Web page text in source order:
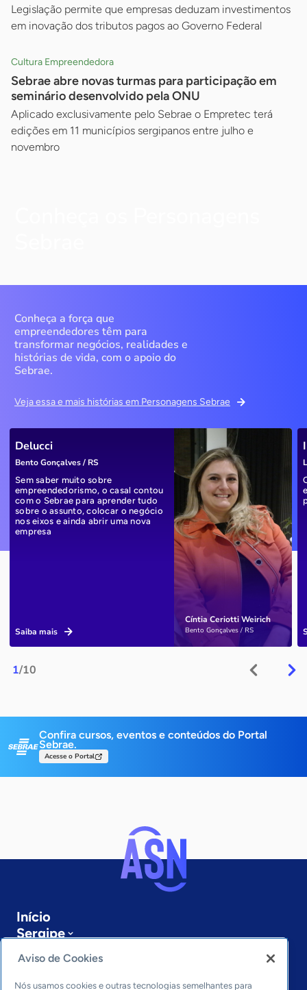
Legislação permite que empresas deduzam investimentos
em inovação dos tributos pagos ao Governo Federal
Cultura Empreendedora
Sebrae abre novas turmas para participação em
seminário desenvolvido pela ONU
Aplicado exclusivamente pelo Sebrae o Empretec terá
edições em 11 municípios sergipanos entre julho e
novembro
Conheça a força que
empreendedores têm para
transformar negócios, realidades e
histórias de vida, com o apoio do
Sebrae.
Veja essa e mais histórias em Personagens Sebrae
1/10
Cíntia Ceriotti Weirich
Bento Gonçalves / RS
Delucci
Bento Gonçalves / RS
Sem saber muito sobre
empreendedorismo, o casal contou
com o Sebrae para aprender tudo
sobre o assunto, colocar o negócio
nos eixos e ainda abrir uma nova
empresa
Saiba mais
Confira cursos, eventos e conteúdos do Portal
Sebrae.
Acesse o Portal
Início
Sergipe
Sobre a ASN
Últimas notícias
Entre em contato
Aviso de Cookies
Nós usamos cookies e outras tecnologias semelhantes para